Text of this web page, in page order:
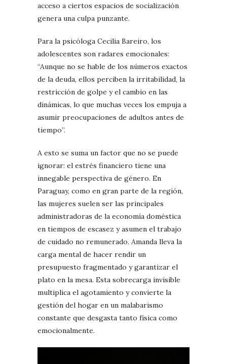
acceso a ciertos espacios de socialización
genera una culpa punzante.
Para la psicóloga Cecilia Bareiro, los
adolescentes son radares emocionales:
“Aunque no se hable de los números exactos
de la deuda, ellos perciben la irritabilidad, la
restricción de golpe y el cambio en las
dinámicas, lo que muchas veces los empuja a
asumir preocupaciones de adultos antes de
tiempo”.
A esto se suma un factor que no se puede
ignorar: el estrés financiero tiene una
innegable perspectiva de género. En
Paraguay, como en gran parte de la región,
las mujeres suelen ser las principales
administradoras de la economía doméstica
en tiempos de escasez y asumen el trabajo
de cuidado no remunerado. Amanda lleva la
carga mental de hacer rendir un
presupuesto fragmentado y garantizar el
plato en la mesa. Esta sobrecarga invisible
multiplica el agotamiento y convierte la
gestión del hogar en un malabarismo
constante que desgasta tanto física como
emocionalmente.